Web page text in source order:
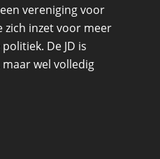
vereniging voor
zich inzet voor meer
De JD is
wel volledig